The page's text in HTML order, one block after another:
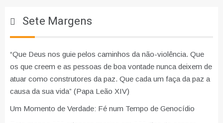
Sete Margens
“Que Deus nos guie pelos caminhos da não-violência. Que
os que creem e as pessoas de boa vontade nunca deixem de
atuar como construtores da paz. Que cada um faça da paz a
causa da sua vida” (Papa Leão XIV)
Um Momento de Verdade: Fé num Tempo de Genocídio